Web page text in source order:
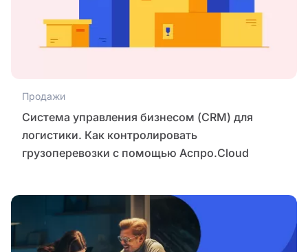
Продажи
Система управления бизнесом (CRM) для
логистики. Как контролировать
грузоперевозки с помощью Аспро.Cloud